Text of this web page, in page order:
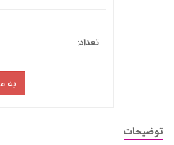
تعداد:
به
توضیحات